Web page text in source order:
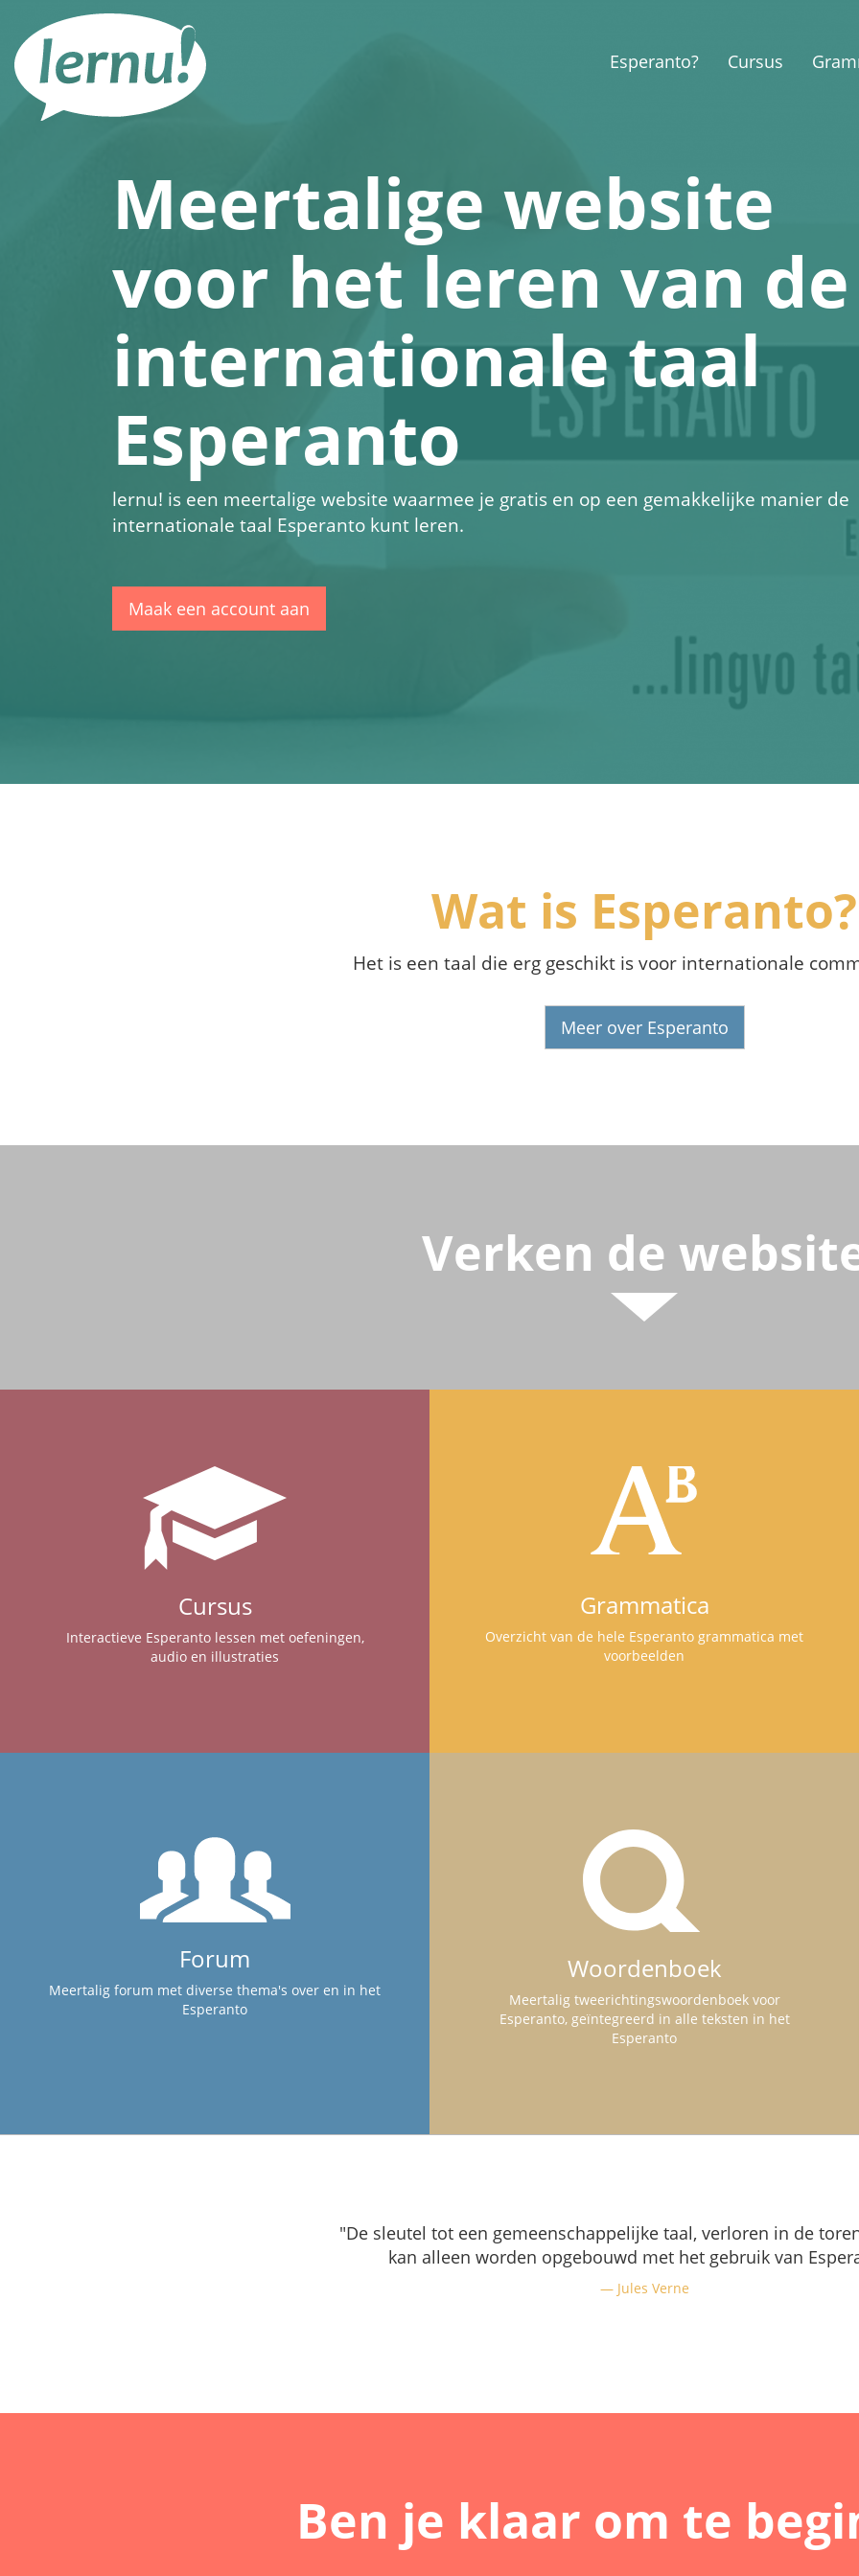
inhoud
Esperanto? Cursus
Meertalige website
voor het leren van de
internationale taal
Esperanto
lernu! is een meertalige website waarmee je gratis en op een gemakkelijke manier de
internationale taal Esperanto kunt leren.
Maak een account aan
Wat is Esperanto?
Het is een taal die erg geschikt is voor internationale
Meer over Esperanto
Verken de
Cursus
Interactieve Esperanto lessen met oefeningen,
audio en illustraties
Grammatica
Overzicht van de hele Esperanto grammatica met
voorbeelden
Forum
Meertalig forum met diverse thema's over en in het
Esperanto
Woordenboek
Meertalig tweerichtingswoordenboek voor
Esperanto, geïntegreerd in alle teksten in het
Esperanto
"De sleutel tot een gemeenschappelijke taal, verloren in de
kan alleen worden opgebouwd met het gebruik van
Jules Verne
Ben je klaar om te